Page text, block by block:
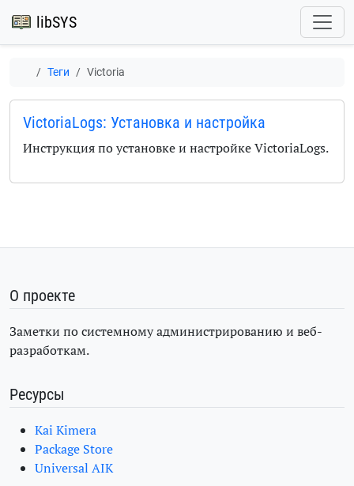
libSYS
Теги Victoria
VictoriaLogs: Установка и настройка
Инструкция по установке и настройкеVictoriaLogs.
О проекте
Заметки по системному администрированию и веб-
разработкам.
Ресурсы
Kai Kimera
Package Store
Universal AIK